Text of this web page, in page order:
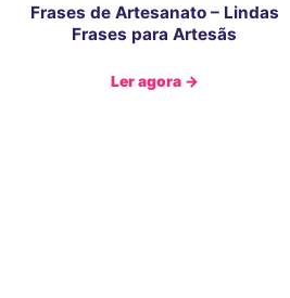
Frases de Artesanato – Lindas
Frases para Artesãs
Ler agora →